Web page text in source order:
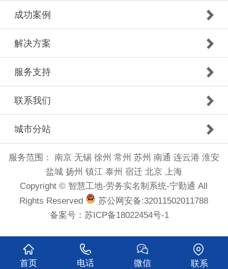
成功案例
解决方案
服务支持
联系我们
城市分站
服务范围： 南京 无锡 徐州 常州 苏州 南通 连云港 淮安
盐城 扬州 镇江 泰州 宿迁 北京 上海
Copyright © 智慧工地-劳务实名制系统-宁勤通 All
Rights Reserved
苏公网安备:32011502011788
备案号：苏ICP备18022454号-1
首页 电话 微信 联系